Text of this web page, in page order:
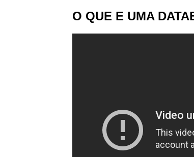
O QUE E UMA